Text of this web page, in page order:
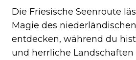
Die Friesische Seenroute
Magie des
entdecken, während du
und herrliche